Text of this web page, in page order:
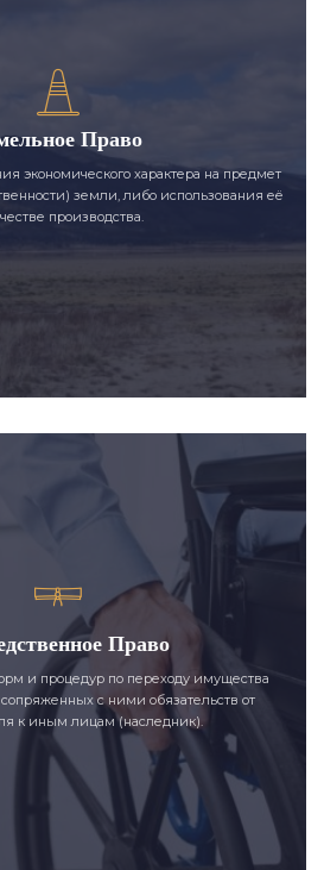
Право
экономического характера на предмет
земли, либо использования её
производства.
Право
и процедур по переходу имущества
с ними обязательств от
к иным лицам (наследник).